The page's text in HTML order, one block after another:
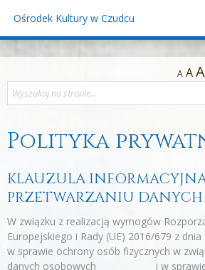
Ośrodek Kultury w Czudcu
A AA
Polityka
KLAUZULA
PRZETWARZANIU
W związku z realizacją wymogów
Europejskiego i Rady (UE) 2016/679 z
w sprawie ochrony osób fizycznych w
danych osobowych i w sprawie